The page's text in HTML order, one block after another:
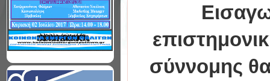
σύννομης